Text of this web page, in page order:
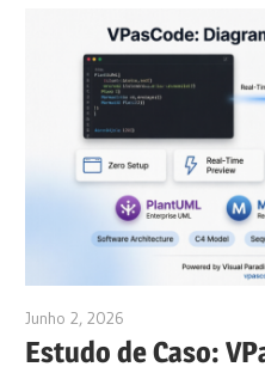
Junho 2, 2026
Estudo de Caso: